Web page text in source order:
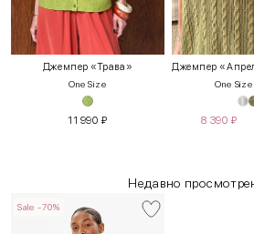
Джемпер «Трава»
One Size
11 990 ₽
One
8 390 ₽
Недавно
Sale -70%